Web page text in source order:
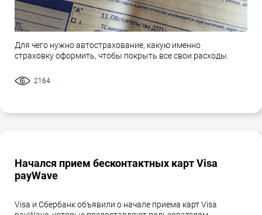
Для чего нужно автострахование, какую именно
страховку оформить, чтобы покрыть все свои расходы.
2164
Начался прием бесконтактных карт Visa
payWave
Visa и Сбербанк объявили о начале приема карт Visa